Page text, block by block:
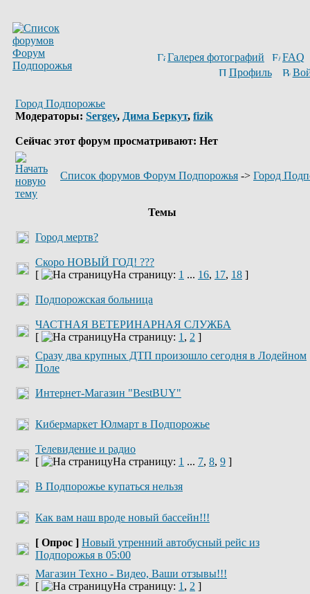
Галерея фотографий
FAQ
Профиль
Город Подпорожье
Модераторы: Sergey, Дима Беркут, fizik
Сейчас этот форум просматривают: Нет
Список форумов Форум Подпорожья -> Город
Темы
Город мертв?
Скоро НОВЫЙ ГОД! ???
[
На страницу: 1 ... 16, 17, 18 ]
Подпорожская больница
ЧАСТНАЯ ВЕТЕРИНАРНАЯ СЛУЖБА
[
На страницу: 1 , 2 ]
Сразу два крупных ДТП произошло сегодня в Лодейном
Поле
Интернет-Магазин "BestBUY"
Кибермаркет Юлмарт в Подпорожье
Телевидение и радио
[
На страницу: 1 ... 7, 8, 9 ]
В Подпорожье купаться нельзя
Как вам наш вроде новый бассейн!!!
[ Опрос ] Новый утренний автобусный рейс из
Подпорожья в 05:00
Магазин Техно - Видео, Ваши отзывы!!!
[
На страницу: 1 , 2 ]